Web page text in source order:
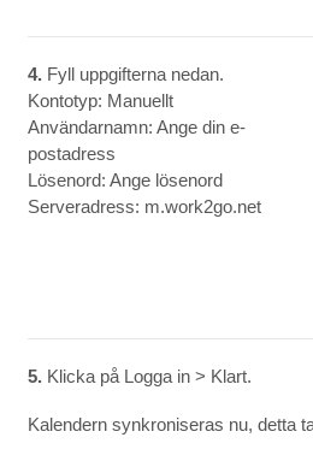
4.Fyll uppgifterna nedan.
Kontotyp: Manuellt
Användarnamn: Ange din e-
postadress
Lösenord: Ange lösenord
Serveradress: m.work2go.net
5.Klicka på Logga in > Klart.
Kalendern synkroniseras nu, detta